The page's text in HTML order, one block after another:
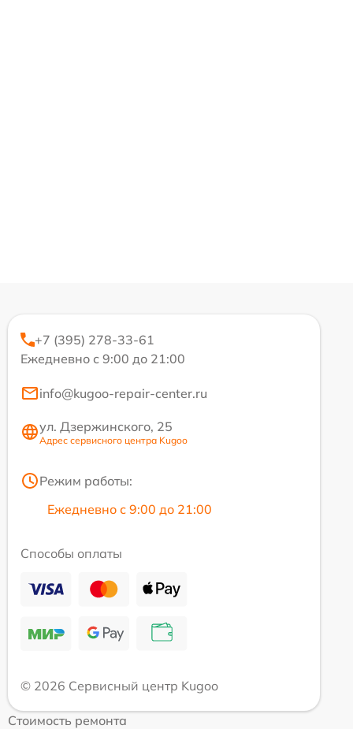
+7 (395) 278-33-61
Ежедневно с 9:00 до 21:00
info@kugoo-repair-center.ru
ул. Дзержинского, 25
Адрес сервисного центра Kugoo
Режим работы:
Ежедневно с 9:00 до 21:00
Способы оплаты
© 2026 Сервисный центр Kugoo
Стоимость ремонта